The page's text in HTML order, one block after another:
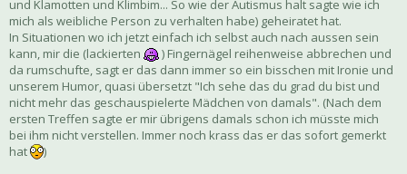
und Klamotten und Klimbim... So wie der Autismus halt sagte wie ich
mich als weibliche Person zu verhalten habe) geheiratet hat.
In Situationen wo ich jetzt einfach ich selbst auch nach aussen sein
kann, mir die (lackierten
) Fingernägel reihenweise abbrechen und
da rumschufte, sagt er das dann immer so ein bisschen mit Ironie und
unserem Humor, quasi übersetzt "Ich sehe das du grad du bist und
nicht mehr das geschauspielerte Mädchen von damals". (Nach dem
ersten Treffen sagte er mir übrigens damals schon ich müsste mich
bei ihm nicht verstellen. Immer noch krass das er das sofort gemerkt
hat
)